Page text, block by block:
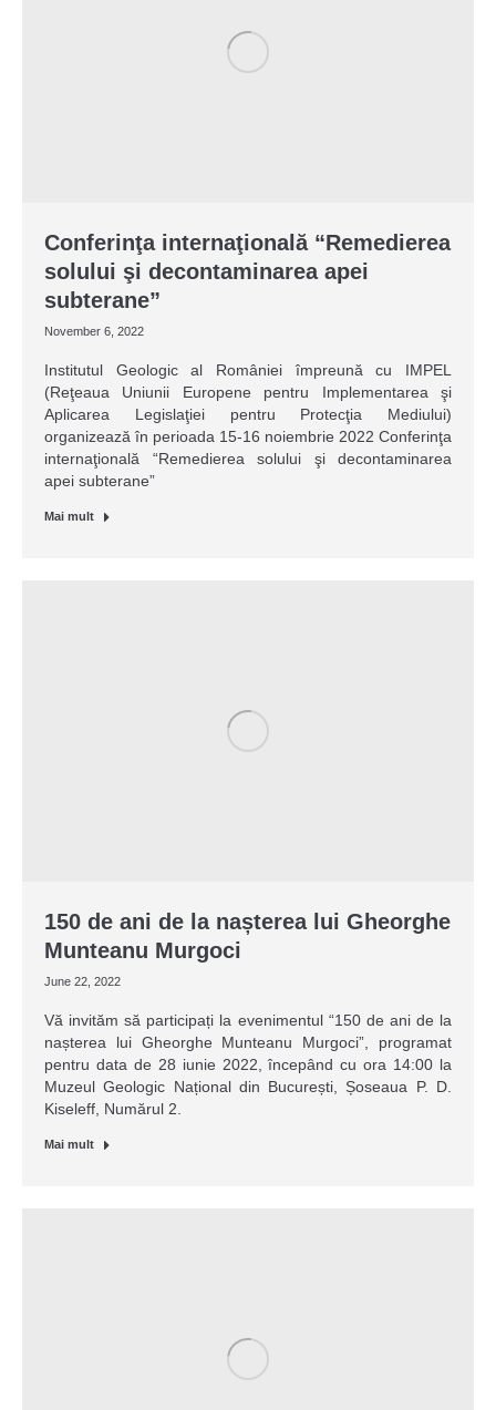
Conferinţa internaţională “Remedierea
solului şi decontaminarea apei
subterane”
November 6, 2022
Institutul Geologic al României împreună cu IMPEL
(Reţeaua Uniunii Europene pentru Implementarea şi
Aplicarea Legislaţiei pentru Protecţia Mediului)
organizează în perioada 15-16 noiembrie 2022 Conferinţa
internaţională “Remedierea solului şi decontaminarea
apei subterane”
Mai mult
150 de ani de la nașterea lui Gheorghe
Munteanu Murgoci
June 22, 2022
Vă invităm să participați la evenimentul “150 de ani de la
nașterea lui Gheorghe Munteanu Murgoci”, programat
pentru data de 28 iunie 2022, începând cu ora 14:00 la
Muzeul Geologic Național din București, Șoseaua P. D.
Kiseleff, Numărul 2.
Mai mult